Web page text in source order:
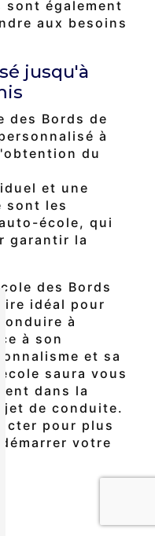
sont également
aux besoins
jusqu'à
des Bords de
à
du
et une
sont les
école, qui
garantir la
des Bords
idéal pour
à
à son
et sa
saura vous
dans la
de conduite.
pour plus
votre